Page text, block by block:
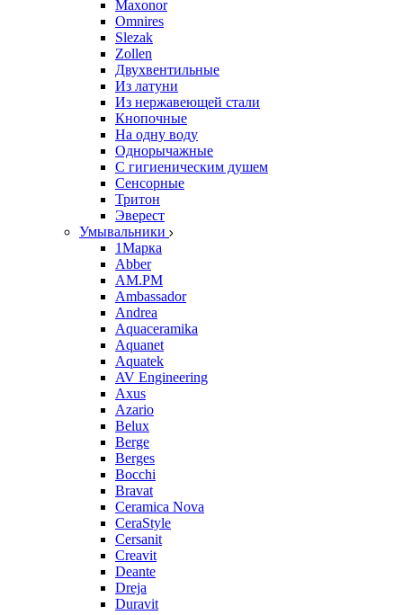
Maxonor
Omnires
Slezak
Zollen
Двухвентильные
Из латуни
Из нержавеющей стали
Кнопочные
На одну воду
Однорычажные
С гигиеническим душем
Сенсорные
Тритон
Эверест
Умывальники
1Марка
Abber
AM.PM
Ambassador
Andrea
Aquaceramika
Aquanet
Aquatek
AV Engineering
Axus
Azario
Belux
Berge
Berges
Bocchi
Bravat
Ceramica Nova
CeraStyle
Cersanit
Creavit
Deante
Dreja
Duravit